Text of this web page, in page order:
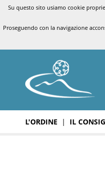
Su questo sito usiamo cookie
Proseguendo con la navigazione
L'ORDINE | IL